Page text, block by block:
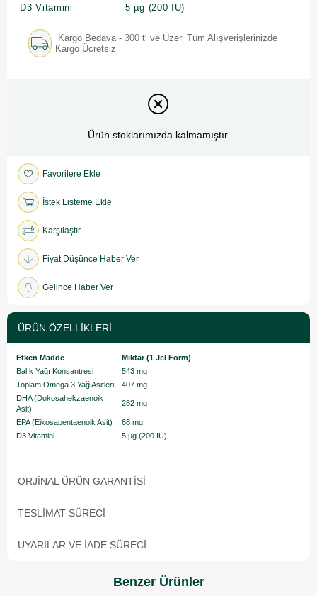
D3 Vitamini 5 µg (200 IU)
Kargo Bedava - 300 tl ve Üzeri Tüm Alışverişlerinizde
Kargo Ücretsiz
Ürün stoklarımızda kalmamıştır.
Favorilere Ekle
İstek Listeme Ekle
Karşılaştır
Fiyat Düşünce Haber Ver
Gelince Haber Ver
ÜRÜN ÖZELLIKLERI
Etken Madde
Miktar (1 Jel Form)
Balık Yağı Konsantresi
543 mg
Toplam Omega 3 Yağ Asitleri
407 mg
DHA (Dokosahekzaenoik
Asit)
282 mg
EPA (Eikosapentaenoik Asit)
68 mg
D3 Vitamini
5 µg (200 IU)
ORJINAL ÜRÜN GARANTISI
TESLIMAT SÜRECI
UYARILAR VE İADE SÜRECI
Benzer Ürünler